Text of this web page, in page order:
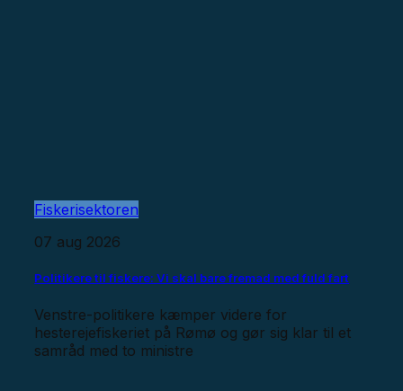
Fiskerisektoren
07 aug 2026
Politikere til fiskere: Vi skal bare fremad med fuld fart
Venstre-politikere kæmper videre for
hesterejefiskeriet på Rømø og gør sig klar til et
samråd med to ministre